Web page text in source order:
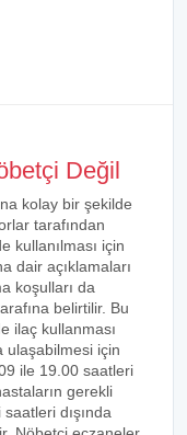
Değil
kolay bir şekilde
tarafından
kullanılması için
dair açıklamaları
koşulları da
belirtilir. Bu
ilaç kullanması
ulaşabilmesi için
ile 19.00 saatleri
gerekli
dışında